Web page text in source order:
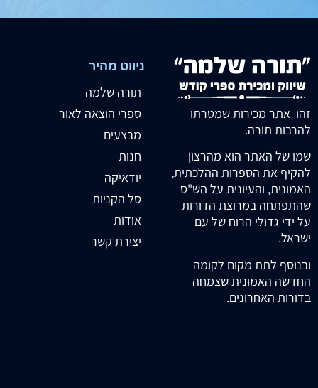
זהו אתר מכירות שמטרתו
להרבות תורה.
שמו של האתר הוא מהרצון
להקיף את הספרות ההלכתית,
האמונית, והעיונית על הש"ס
שהתפתחה במרוצת הדורות
על ידי גדולי הרוח של עם
ישראל.
ובנוסף לתת מקום לקומה
החדשה האמונית שצמחה
בדורות האחרונים.
ניווט מהיר
תורה שלמה
ספרי הוצאה לאור
מבצעים
חנות
יודאיקה
סל הקניות
אודות
יצירת קשר